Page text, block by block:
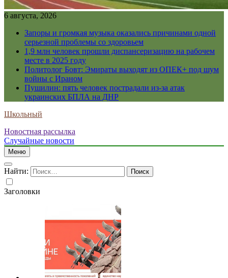
6 августа, 2026
Запоры и громкая музыка оказались причинами одной
серьезной проблемы со здоровьем
1,9 млн человек прошли диспансеризацию на рабочем
месте в 2025 году
Политолог Бовт: Эмираты выходят из ОПЕК+ под шум
войны с Ираном
Пушилин: пять человек пострадали из-за атак
украинских БПЛА на ДНР
Школьный
Новостная рассылка
Случайные новости
Меню
Найти:
Заголовки